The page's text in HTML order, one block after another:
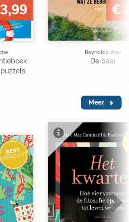
€
Reynolds, Allie
De baai
Meer
BEST
VERKOCHT